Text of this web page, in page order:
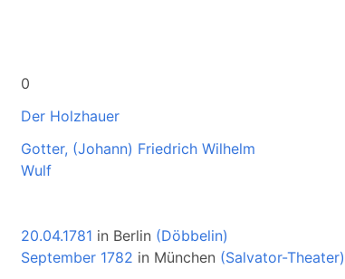
0
Der Holzhauer
Gotter, (Johann) Friedrich Wilhelm
Wulf
20.04.1781 in Berlin (Döbbelin)
September 1782 in München (Salvator-Theater)